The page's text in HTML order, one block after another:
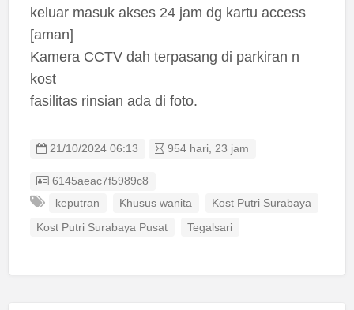
keluar masuk akses 24 jam dg kartu access
[aman]
Kamera CCTV dah terpasang di parkiran n
kost
fasilitas rinsian ada di foto.
21/10/2024 06:13 954 hari, 23 jam
Listing ID
6145aeac7f5989c8
keputran
Khusus wanita Kost Putri Surabaya
Kost Putri Surabaya Pusat Tegalsari